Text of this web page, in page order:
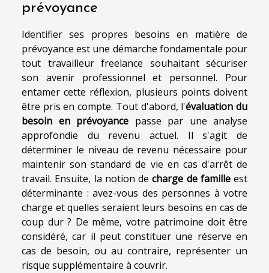
prévoyance
Identifier ses propres besoins en matière de
prévoyance est une démarche fondamentale pour
tout travailleur freelance souhaitant sécuriser
son avenir professionnel et personnel. Pour
entamer cette réflexion, plusieurs points doivent
être pris en compte. Tout d'abord, l'évaluation du
besoin en prévoyance passe par une analyse
approfondie du revenu actuel. Il s'agit de
déterminer le niveau de revenu nécessaire pour
maintenir son standard de vie en cas d'arrêt de
travail. Ensuite, la notion decharge de familleest
déterminante : avez-vous des personnes à votre
charge et quelles seraient leurs besoins en cas de
coup dur ? De même, votre patrimoine doit être
considéré, car il peut constituer une réserve en
cas de besoin, ou au contraire, représenter un
risque supplémentaire à couvrir.